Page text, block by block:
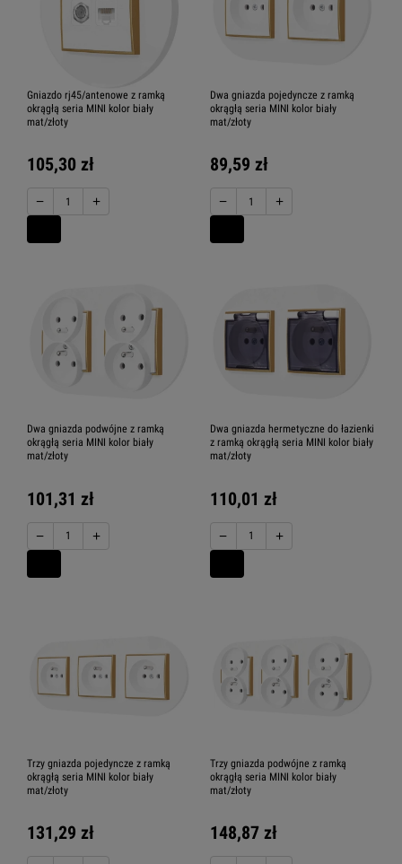
Gniazdo rj45/antenowe z ramką
okrągłą seria MINI kolor biały
mat/złoty
105,30 zł
− +
Dwa gniazda pojedyncze z ramką
okrągłą seria MINI kolor biały
mat/złoty
89,59 zł
− +
Dwa gniazda podwójne z ramką
okrągłą seria MINI kolor biały
mat/złoty
101,31 zł
− +
Dwa gniazda hermetyczne do łazienki
z ramką okrągłą seria MINI kolor biały
mat/złoty
110,01 zł
− +
Trzy gniazda pojedyncze z ramką
okrągłą seria MINI kolor biały
mat/złoty
131,29 zł
Trzy gniazda podwójne z ramką
okrągłą seria MINI kolor biały
mat/złoty
148,87 zł